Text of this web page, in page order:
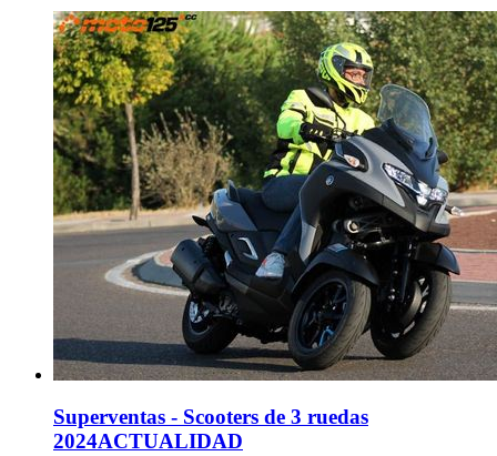
Superventas - Scooters de 3 ruedas
2024ACTUALIDAD